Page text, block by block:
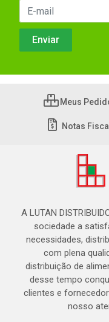
Meus
Notas
A LUTAN
sociedade a
necessidades,
com plena
distribuição de
desse tempo
clientes e
nosso